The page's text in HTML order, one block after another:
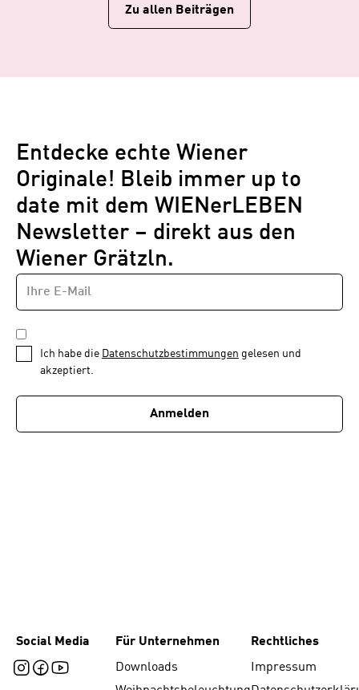
Zu allen Beiträgen
Entdecke echte Wiener
Originale! Bleib immer up to
date mit dem WIENerLEBEN
Newsletter – direkt aus den
Wiener Grätzln.
Newsletter
1
von
E-
MAIL-
ADRESSE
DATENSCHUTZBESTIMMUNGEN
*
Ich habe die Datenschutzbestimmungen gelesen und
akzeptiert.
Anmelden
Social Media
Für Unternehmen
Downloads
Rechtliches
Impressum